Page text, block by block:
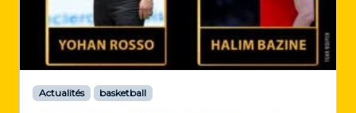
Actualités basketball